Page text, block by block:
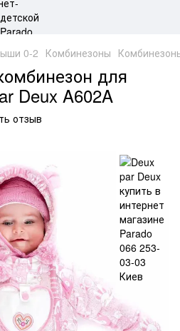
0-2 Комбинезоны
для
Deux A602A
отзыв